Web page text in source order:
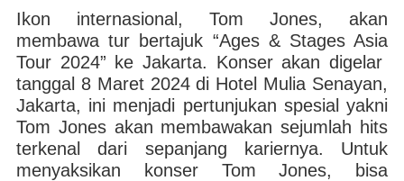
Ikon internasional, Tom Jones, akan
membawa tur bertajuk “Ages & Stages Asia
Tour 2024” ke Jakarta. Konser akan digelar
tanggal 8 Maret 2024 di Hotel Mulia Senayan,
Jakarta, ini menjadi pertunjukan spesial yakni
Tom Jones akan membawakan sejumlah hits
terkenal dari sepanjang kariernya. Untuk
menyaksikan konser Tom Jones, bisa